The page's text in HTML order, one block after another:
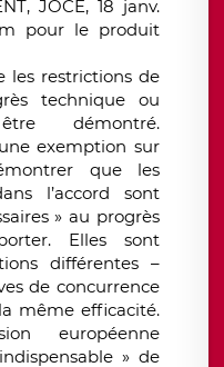
JOCE, 18 janv.
pour le produit
les restrictions de
technique ou
démontré.
exemption sur
que les
l’accord sont
» au progrès
Elles sont
différentes –
de concurrence
même efficacité.
européenne
» de